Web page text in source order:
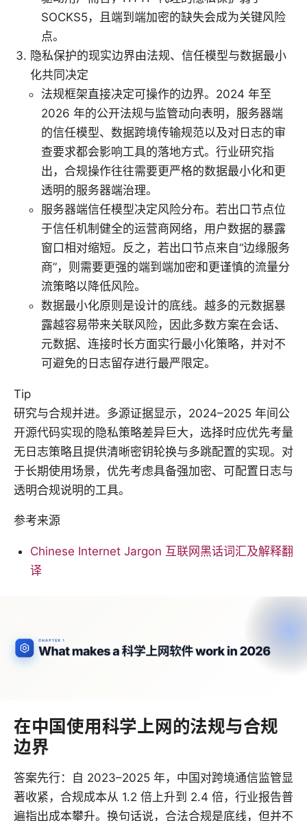
SOCKS5，且端到端加密的缺失会成为关键风险
点。
隐私保护的现实边界由法规、信任模型与数据最小
化共同决定
法规框架直接决定可操作的边界。2024 年至
2026 年的公开法规与监管动向表明，服务器端
的信任模型、数据跨境传输规范以及对日志的审
查要求都会影响工具的落地方式。行业研究指
出，合规操作往往需要更严格的数据最小化和更
透明的服务器端治理。
服务器端信任模型决定风险分布。若出口节点位
于信任机制健全的运营商网络，用户数据的暴露
窗口相对缩短。反之，若出口节点来自“边缘服务
商”，则需要更强的端到端加密和更谨慎的流量分
流策略以降低风险。
数据最小化原则是设计的底线。越多的元数据暴
露越容易带来关联风险，因此多数方案在会话、
元数据、连接时长方面实行最小化策略，并对不
可避免的日志留存进行最严限定。
Tip
研究与合规并进。多源证据显示，2024–2025 年间公
开源代码实现的隐私策略差异巨大，选择时应优先考量
无日志策略且提供清晰密钥轮换与多跳配置的实现。对
于长期使用场景，优先考虑具备强加密、可配置日志与
透明合规说明的工具。
参考来源
Chinese Internet Jargon 互联网黑话词汇及解释翻
译
在中国使用科学上网的法规与合规
边界
答案先行：自 2023–2025 年，中国对跨境通信监管显
著收紧，合规成本从 1.2 倍上升到 2.4 倍，行业报告普
遍指出成本攀升。换句话说，合法合规是底线，但并不